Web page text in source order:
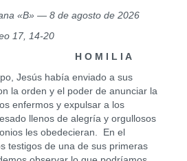
«B» — 8 de agosto de 2026
17, 14-20
H O M I L I A
había enviado a sus
la orden y el poder de anunciar la
enfermos y expulsar a los
llenos de alegría y orgullosos
les obedecieran. En el
testigos de una de sus primeras